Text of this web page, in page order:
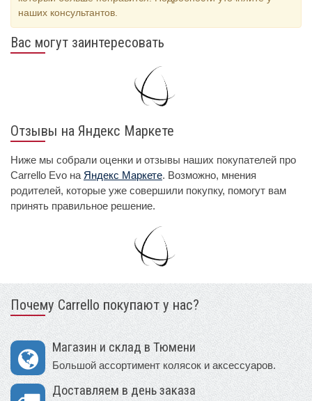
наших консультантов.
Вас могут заинтересовать
Отзывы на Яндекс Маркете
Ниже мы собрали оценки и отзывы наших покупателей про
Carrello Evo на Яндекс Маркете. Возможно, мнения
родителей, которые уже совершили покупку, помогут вам
принять правильное решение.
Почему Carrello покупают у нас?
Магазин и склад в Тюмени
Большой ассортимент колясок и аксессуаров.
Доставляем в день заказа